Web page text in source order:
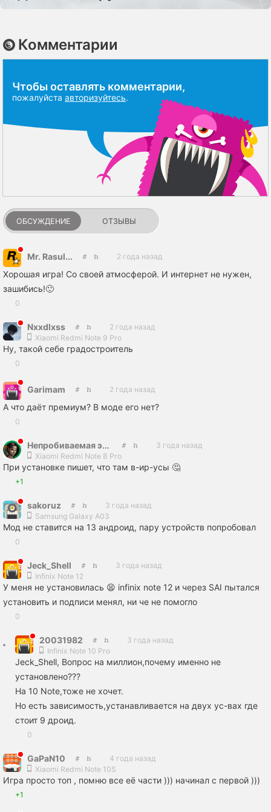
Комментарии
Чтобы оставлять комментарии,
пожалуйста авторизуйтесь.
ОБСУЖДЕНИЕ ОТЗЫВЫ
Mr. Rasul... 2 года назад
Хорошая игра! Со своей атмосферой. И интернет не нужен,
зашибись!🙂
0
Nxxdlxss
2 года назад
Xiaomi Redmi Note 9 Pro
Ну, такой себе градостроитель
0
Garimam 2 года назад
А что даёт премиум? В моде его нет?
0
Непробиваемая эльфийка
3 года назад
Xiaomi Redmi Note 8 Pro
При установке пишет, что там в-ир-усы 🤔
+1
sakoruz
3 года назад
Samsung Galaxy A03
Мод не ставится на 13 андроид, пару устройств попробовал
0
Jeck_Shell
3 года назад
Infinix Note 12
У меня не установилась 😫 infinix note 12 и через SAI пытался
установить и подписи менял, ни че не помогло
0
20031982
3 года назад
Infinix Note 10 Pro
Jeck_Shell, Вопрос на миллион,почему именно не
установлено???
На 10 Note,тоже не хочет.
Но есть зависимость,устанавливается на двух ус-вах где
стоит 9 дроид.
0
GaPaN10
4 года назад
Xiaomi Redmi Note 10S
Игра просто топ , помню все её части ))) начинал с первой )))
+1